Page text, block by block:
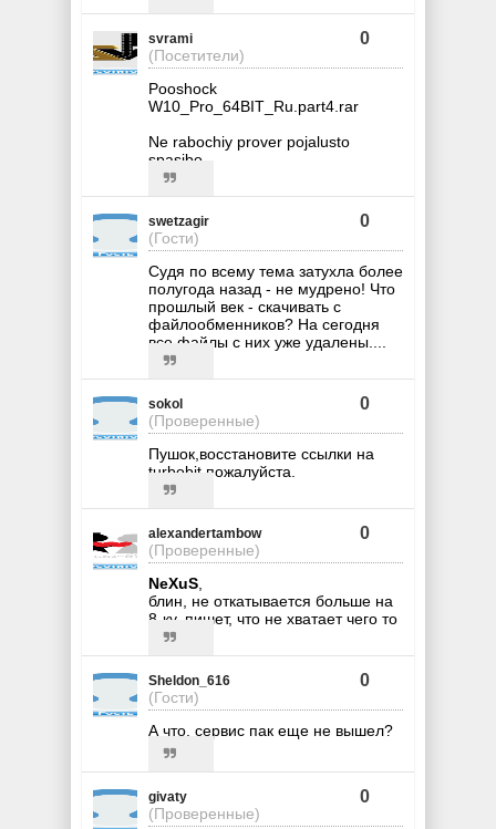
svrami
(Посетители)
0
Pooshock
W10_Pro_64BIT_Ru.part4.rar
Ne rabochiy prover pojalusto
spasibo
swetzagir
(Гости)
0
Судя по всему тема затухла более
полугода назад - не мудрено! Что
прошлый век - скачивать с
файлообменников? На сегодня
все файлы с них уже удалены....
sokol
(Проверенные)
0
Пушок,восстановите ссылки на
turbobit,пожалуйста.
alexandertambow
(Проверенные)
0
NeXuS,
блин, не откатывается больше на
8-ку. пишет, что не хватает чего то
Sheldon_616
(Гости)
0
А что, сервис пак еще не вышел?
givaty
(Проверенные)
0